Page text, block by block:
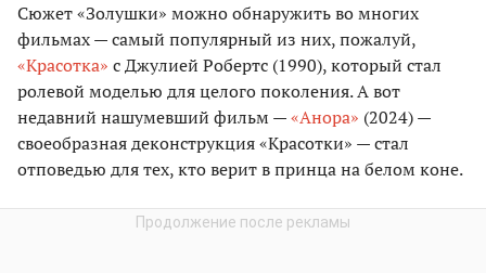
Сюжет «Золушки» можно обнаружить во многих
фильмах — самый популярный из них, пожалуй,
«Красотка» с Джулией Робертс (1990), который стал
ролевой моделью для целого поколения. А вот
недавний нашумевший фильм —«Анора» (2024) —
своеобразная деконструкция «Красотки» — стал
отповедью для тех, кто верит в принца на белом коне.